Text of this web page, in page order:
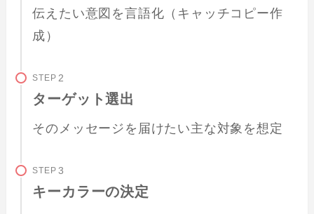
伝えたい意図を言語化（キャッチコピー作
成）
STEP
ターゲット選出
そのメッセージを届けたい主な対象を想定
STEP
キーカラーの決定